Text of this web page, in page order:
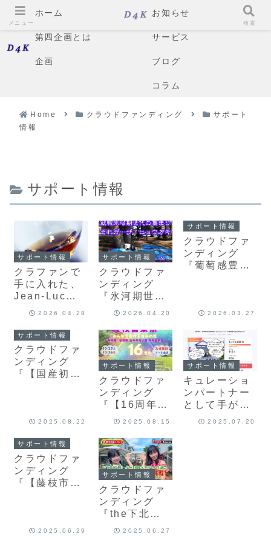
ホーム
お知らせ
第四企画とは
サービス
企画
ブログ
コラム
Home クラウドファンディング
サポート
情報
サポート情報
サポート情報
クラファンで
手に入れた、
Jean-Luc
Pasquet「Co
Vieille
Réserve」を
味わう
2026.04.28
サポート情報
クラウドファ
ンディング
『氷河期世代
の集まりザ・
5月16日
（土）に井の
頭公園で開催
したい！』プ
ロジェクトが
4月16日から
スタート
2026.04.20
サポート情報
クラウドファ
ンディング
『葡萄感豊か
手の哲学が宿
を日本へ』プ
ロジェクトが
3月26日から
スタート
2026.03.27
サポート情報
クラウドファ
ンディング
『【国産初】
」の販売決
定』9月中旬
スタート
2025.08.22
サポート情報
クラウドファ
ンディング
『【16周年！
新たなステー
祭】音楽で人
に街に虹を！
藤音サポータ
ー大募集！』
9月スタート
2025.08.15
サポート情報
キュレーショ
ンパートナー
として手がけ
た2本クラウ
2025.07.20
サポート情報
クラウドファ
ンディング
『【藤枝市・
新店舗に窓を
2025.06.29
サポート情報
クラウドファ
ンディング
『the下北沢
REPORTER
2025.06.27
メニュー 検索